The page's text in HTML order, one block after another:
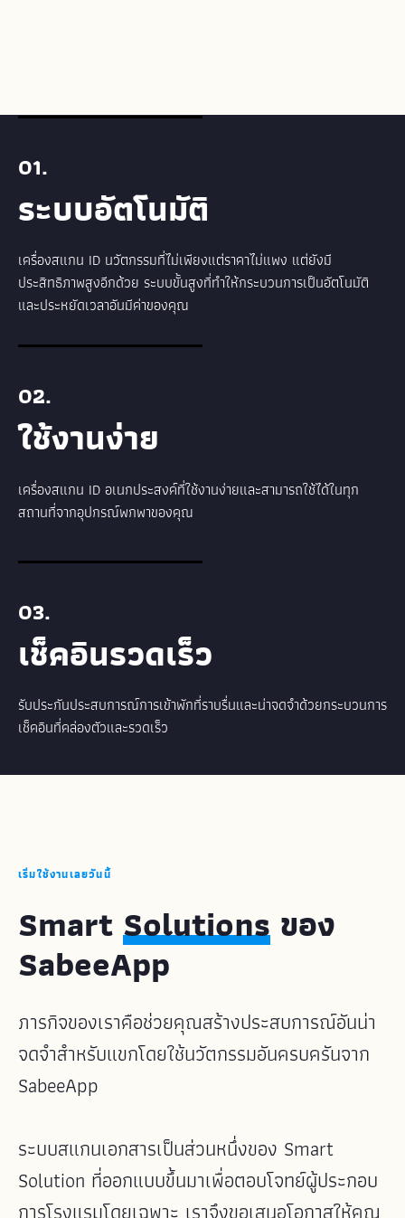
01.
ระบบอัตโนมัติ
เครื่องสแกน ID นวัตกรรมที่ไม่เพียงแต่ราคาไม่แพง แต่ยังมี
ประสิทธิภาพสูงอีกด้วย ระบบขั้นสูงที่ทำให้กระบวนการเป็นอัตโนมัติ
และประหยัดเวลาอันมีค่าของคุณ
02.
ใช้งานง่าย
เครื่องสแกน ID อเนกประสงค์ที่ใช้งานง่ายและสามารถใช้ได้ในทุก
สถานที่จากอุปกรณ์พกพาของคุณ
03.
เช็คอินรวดเร็ว
รับประกันประสบการณ์การเข้าพักที่ราบรื่นและน่าจดจำด้วยกระบวนการ
เช็คอินที่คล่องตัวและรวดเร็ว
เริ่มใช้งานเลยวันนี้
SmartSolutions ของ
SabeeApp
ภารกิจของเราคือช่วยคุณสร้างประสบการณ์อันน่า
จดจำสำหรับแขกโดยใช้นวัตกรรมอันครบครันจาก
SabeeApp
ระบบสแกนเอกสารเป็นส่วนหนึ่งของ Smart
Solution ที่ออกแบบขึ้นมาเพื่อตอบโจทย์ผู้ประกอบ